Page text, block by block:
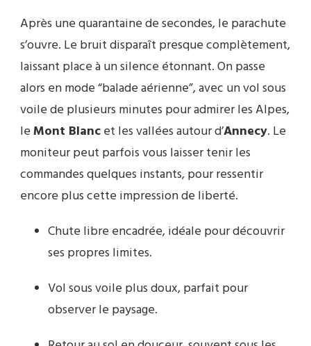
Après une quarantaine de secondes, le parachute
s’ouvre. Le bruit disparaît presque complètement,
laissant place à un silence étonnant. On passe
alors en mode “balade aérienne”, avec un vol sous
voile de plusieurs minutes pour admirer les Alpes,
leMont Blancet les vallées autour d’Annecy. Le
moniteur peut parfois vous laisser tenir les
commandes quelques instants, pour ressentir
encore plus cette impression de liberté.
Chute libre encadrée, idéale pour découvrir
ses propres limites.
Vol sous voile plus doux, parfait pour
observer le paysage.